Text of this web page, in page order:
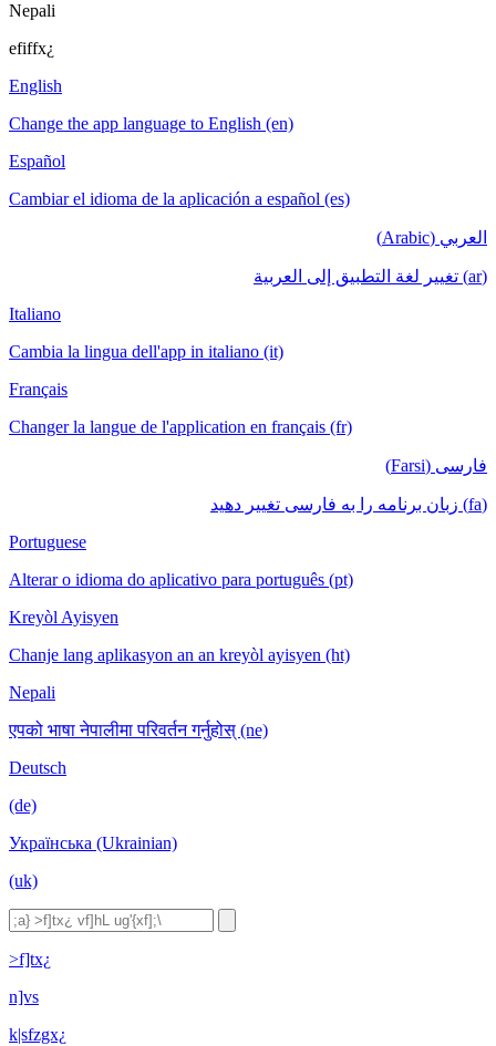
Nepali
efiffx¿
English
Change the app language to English (en)
Español
Cambiar el idioma de la aplicación a español (es)
العربي (Arabic)
(ar) تغيير لغة التطبيق إلى العربية
Italiano
Cambia la lingua dell'app in italiano (it)
Français
Changer la langue de l'application en français (fr)
فارسی (Farsi)
(fa) زبان برنامه را به فارسی تغییر دهید
Portuguese
Alterar o idioma do aplicativo para português (pt)
Kreyòl Ayisyen
Chanje lang aplikasyon an an kreyòl ayisyen (ht)
Nepali
एपको भाषा नेपालीमा परिवर्तन गर्नुहोस् (ne)
Deutsch
(de)
Українська (Ukrainian)
(uk)
>f]tx¿
n]vs
k|sfzgx¿